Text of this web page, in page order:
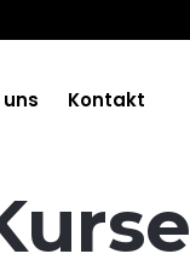
uns Kontakt